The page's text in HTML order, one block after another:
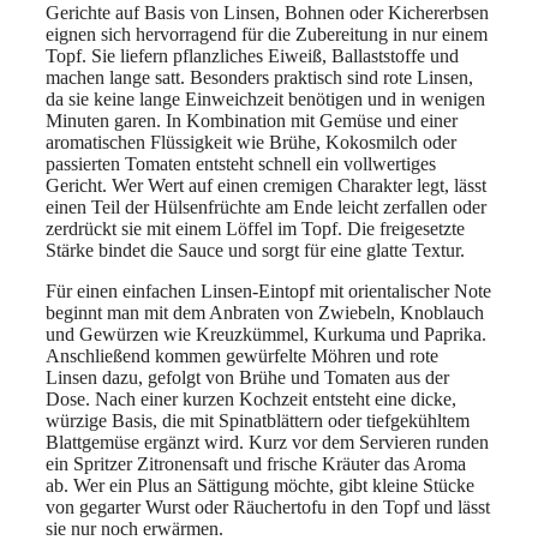
Gerichte auf Basis von Linsen, Bohnen oder Kichererbsen
eignen sich hervorragend für die Zubereitung in nur einem
Topf. Sie liefern pflanzliches Eiweiß, Ballaststoffe und
machen lange satt. Besonders praktisch sind rote Linsen,
da sie keine lange Einweichzeit benötigen und in wenigen
Minuten garen. In Kombination mit Gemüse und einer
aromatischen Flüssigkeit wie Brühe, Kokosmilch oder
passierten Tomaten entsteht schnell ein vollwertiges
Gericht. Wer Wert auf einen cremigen Charakter legt, lässt
einen Teil der Hülsenfrüchte am Ende leicht zerfallen oder
zerdrückt sie mit einem Löffel im Topf. Die freigesetzte
Stärke bindet die Sauce und sorgt für eine glatte Textur.
Für einen einfachen Linsen-Eintopf mit orientalischer Note
beginnt man mit dem Anbraten von Zwiebeln, Knoblauch
und Gewürzen wie Kreuzkümmel, Kurkuma und Paprika.
Anschließend kommen gewürfelte Möhren und rote
Linsen dazu, gefolgt von Brühe und Tomaten aus der
Dose. Nach einer kurzen Kochzeit entsteht eine dicke,
würzige Basis, die mit Spinatblättern oder tiefgekühltem
Blattgemüse ergänzt wird. Kurz vor dem Servieren runden
ein Spritzer Zitronensaft und frische Kräuter das Aroma
ab. Wer ein Plus an Sättigung möchte, gibt kleine Stücke
von gegarter Wurst oder Räuchertofu in den Topf und lässt
sie nur noch erwärmen.